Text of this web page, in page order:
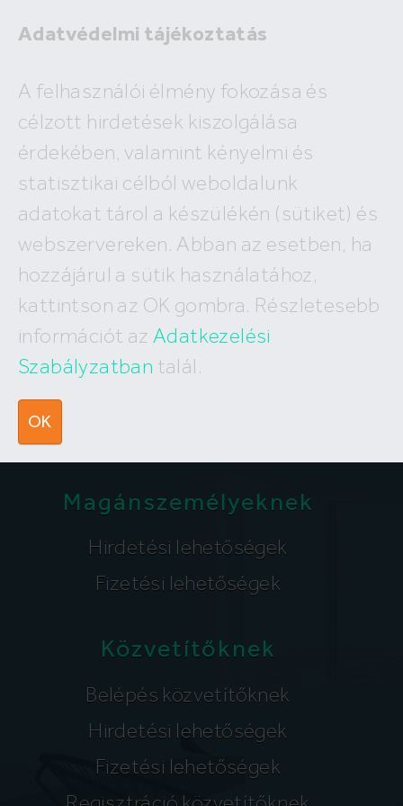
Adatvédelmi tájékoztatás
A felhasználói élmény fokozása és
célzott hirdetések kiszolgálása
érdekében, valamint kényelmi és
statisztikai célból weboldalunk
adatokat tárol a készülékén (sütiket) és
webszervereken. Abban az esetben, ha
hozzájárul a sütik használatához,
kattintson az OK gombra. Részletesebb
információt az Adatkezelési
Szabályzatban talál.
OK
A megadott ingatlan már nem
szerepel az adatbázisunkban!
Hívj minket
+36 (30) 550 5566
Írj nekünk
Magánszemélyeknek
Hirdetési lehetőségek
Fizetési lehetőségek
Közvetítőknek
Belépés közvetítőknek
Hirdetési lehetőségek
Fizetési lehetőségek